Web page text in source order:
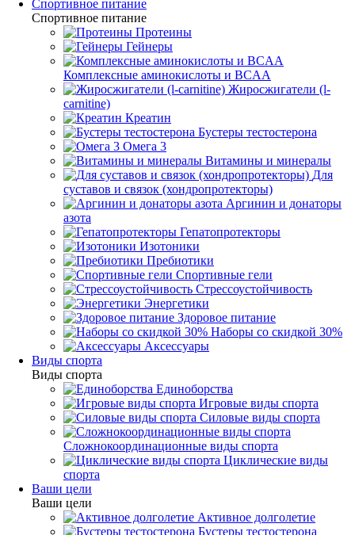
Спортивное питание
Спортивное питание
Протеины
Гейнеры
Комплексные аминокислоты и BCAA
Жиросжигатели (l-
carnitine)
Креатин
Бустеры тестостерона
Омега 3
Витамины и минералы
Для
суставов и связок (хондропротекторы)
Аргинин и донаторы
азота
Гепатопротекторы
Изотоники
Пребиотики
Спортивные гели
Стрессоустойчивость
Энергетики
Здоровое питание
Наборы со скидкой 30%
Аксессуары
Виды спорта
Виды спорта
Единоборства
Игровые виды спорта
Силовые виды спорта
Сложнокоординационные виды спорта
Циклические виды
спорта
Ваши цели
Ваши цели
Активное долголетие
Бустеры тестостерона